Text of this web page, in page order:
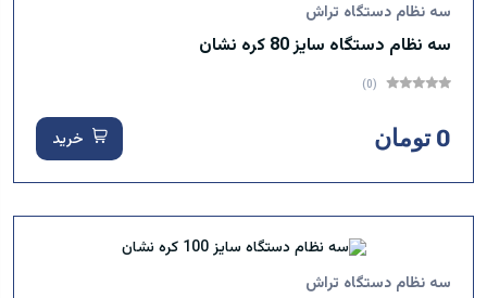
سه نظام دستگاه تراش
سه نظام دستگاه سایز 80 کره نشان
(0)
0 تومان خرید
سه نظام دستگاه تراش